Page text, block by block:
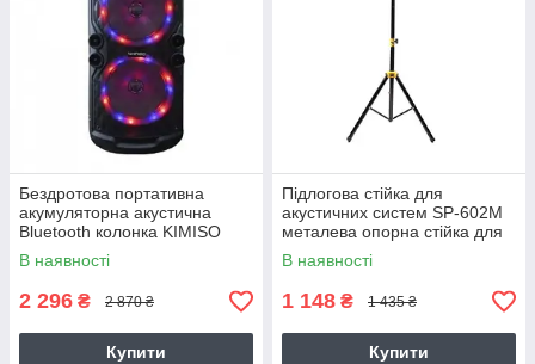
Бездротова портативна
акумуляторна акустична
Bluetooth колонка KIMISO
QS-282 з дротовим
мікрофоном, Потужність
50Вт, чорна
В наявності
2 296 ₴ 2 870 ₴
Купити
Підлогова стійка для
акустичних систем SP-602M
металева опорна стійка для
акустики
В наявності
1 148 ₴ 1 435 ₴
Купити